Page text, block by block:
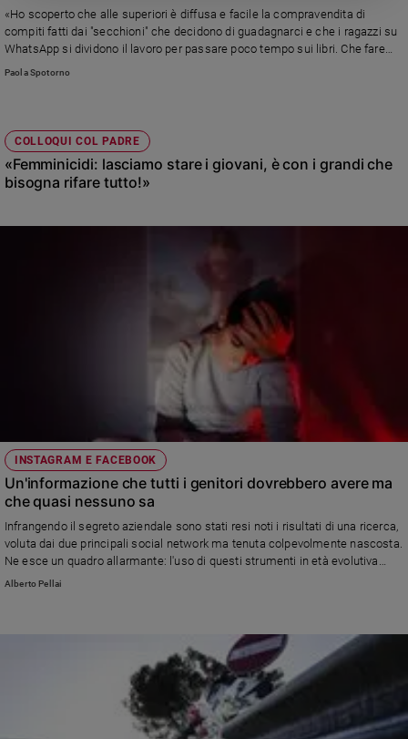
«Ho scoperto che alle superiori è diffusa e facile la compravendita di
compiti fatti dai "secchioni" che decidono di guadagnarci e che i ragazzi su
WhatsApp si dividono il lavoro per passare poco tempo sui libri. Che fare
con mia figlia, in prima liceo?»
Paola Spotorno
COLLOQUI COL PADRE
«Femminicidi: lasciamo stare i giovani, è con i grandi che
bisogna rifare tutto!»
INSTAGRAM E FACEBOOK
Un'informazione che tutti i genitori dovrebbero avere ma
che quasi nessuno sa
Infrangendo il segreto aziendale sono stati resi noti i risultati di una ricerca,
voluta dai due principali social network ma tenuta colpevolmente nascosta.
Ne esce un quadro allarmante: l'uso di questi strumenti in età evolutiva
produce significativi impatti negativi sul benessere emotivo e psicologico
Alberto Pellai